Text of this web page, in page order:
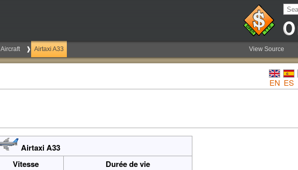
Aircraft Airtaxi A33 View Source
EN ES
Airtaxi A33
Vitesse Durée de vie